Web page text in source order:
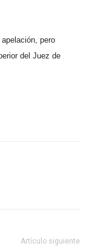
pero
del Juez de
Artículo siguiente